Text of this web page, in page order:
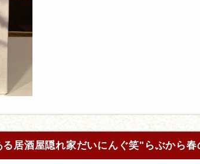
居酒屋隠れ家だいにんぐ笑"らぶから春